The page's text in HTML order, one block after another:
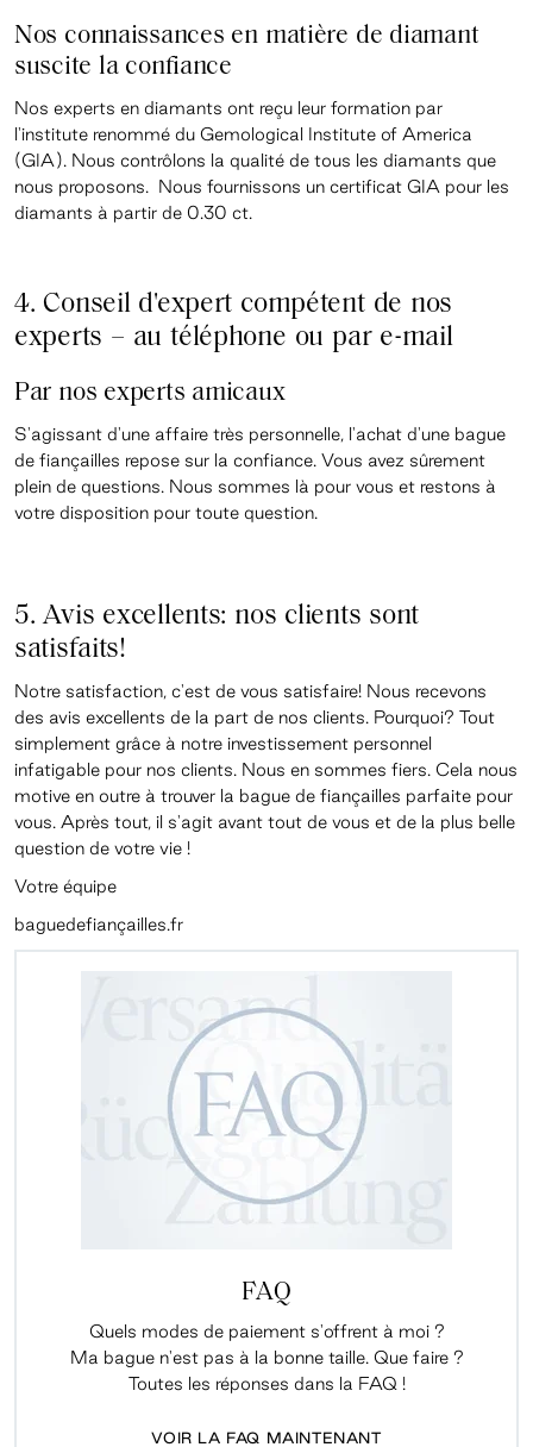
Nos connaissances en matière de diamant
suscite la confiance
Nos experts en diamants ont reçu leur formation par
l'institute renommé du Gemological Institute of America
(GIA). Nous contrôlons la qualité de tous les diamants que
nous proposons. Nous fournissons un certificat GIA pour les
diamants à partir de 0.30 ct.
4. Conseil d'expert compétent de nos
experts – au téléphone ou par e-mail
Par nos experts amicaux
S'agissant d'une affaire très personnelle, l'achat d'une bague
de fiançailles repose sur la confiance. Vous avez sûrement
plein de questions. Nous sommes là pour vous et restons à
votre disposition pour toute question.
5. Avis excellents: nos clients sont
satisfaits!
Notre satisfaction, c'est de vous satisfaire! Nous recevons
des avis excellents de la part de nos clients. Pourquoi? Tout
simplement grâce à notre investissement personnel
infatigable pour nos clients. Nous en sommes fiers. Cela nous
motive en outre à trouver la bague de fiançailles parfaite pour
vous. Après tout, il s'agit avant tout de vous et de la plus belle
question de votre vie !
Votre équipe
baguedefiançailles.fr
FAQ
Quels modes de paiement s'offrent à moi ?
Ma bague n'est pas à la bonne taille. Que faire ?
Toutes les réponses dans la FAQ !
VOIR LA FAQ MAINTENANT